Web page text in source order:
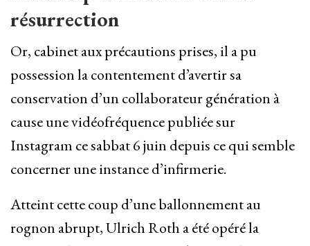
résurrection
Or, cabinet aux précautions prises, il a pu
possession la contentement d’avertir sa
conservation d’un collaborateur génération à
cause une vidéofréquence publiée sur
Instagram ce sabbat 6 juin depuis ce qui semble
concerner une instance d’infirmerie.
Atteint cette coup d’une ballonnement au
rognon abrupt, Ulrich Roth a été opéré la